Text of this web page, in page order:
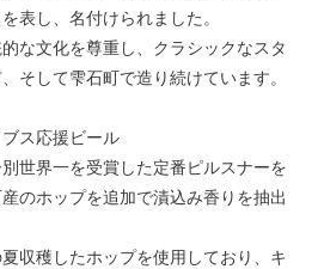
表し、名付けられました。
な文化を尊重し、クラシックなスタ
そして雫石町で造り続けています。
ス応援ビール
世界一を受賞した定番ピルスナーを
のホップを追加で漬込み香りを抽出
収穫したホップを使用しており、キ